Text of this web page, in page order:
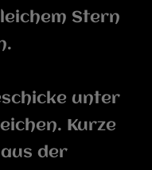
Stern
unter
Kurze
der